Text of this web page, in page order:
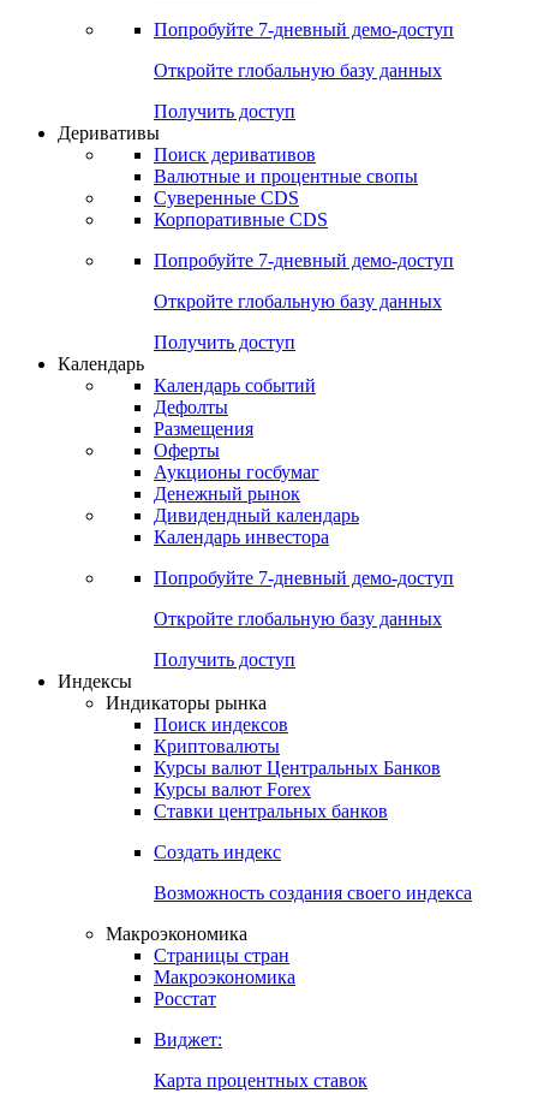
Попробуйте 7-дневный демо-доступ
Откройте глобальную базу данных
Получить доступ
Деривативы
Поиск деривативов
Валютные и процентные свопы
Суверенные CDS
Корпоративные CDS
Попробуйте 7-дневный демо-доступ
Откройте глобальную базу данных
Получить доступ
Календарь
Календарь событий
Дефолты
Размещения
Оферты
Аукционы госбумаг
Денежный рынок
Дивидендный календарь
Календарь инвестора
Попробуйте 7-дневный демо-доступ
Откройте глобальную базу данных
Получить доступ
Индексы
Индикаторы рынка
Поиск индексов
Криптовалюты
Курсы валют Центральных Банков
Курсы валют Forex
Ставки центральных банков
Создать индекс
Возможность создания своего индекса
Макроэкономика
Страницы стран
Макроэкономика
Росстат
Виджет:
Карта процентных ставок